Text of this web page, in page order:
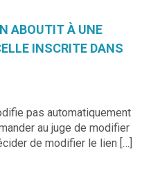
ABOUTIT À UNE
INSCRITE DANS
pas automatiquement
au juge de modifier
de modifier le lien […]